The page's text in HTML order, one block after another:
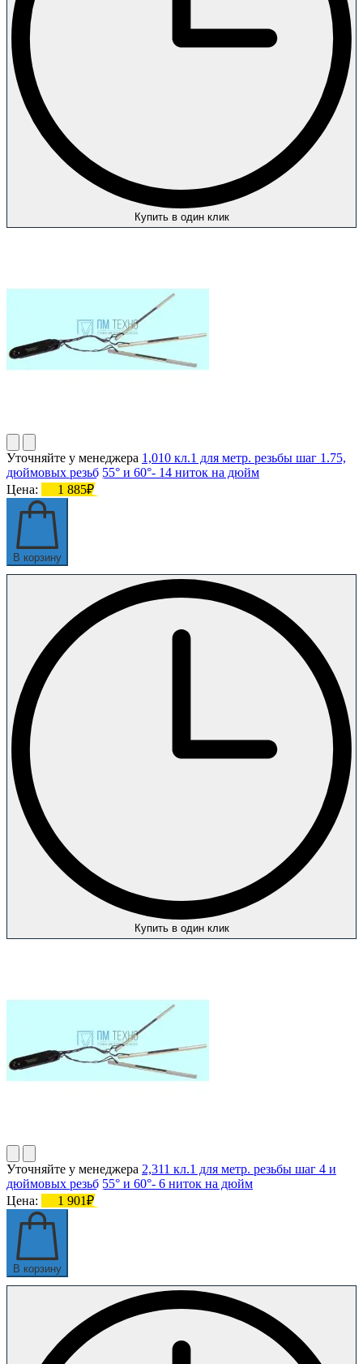
Купить в один клик
Уточняйте у менеджера 1,010 кл.1 для метр. резьбы шаг 1.75,
дюймовых резьб 55° и 60°- 14 ниток на дюйм
Цена:
1 885₽
В корзину
Купить в один клик
Уточняйте у менеджера 2,311 кл.1 для метр. резьбы шаг 4 и
дюймовых резьб 55° и 60°- 6 ниток на дюйм
Цена:
1 901₽
В корзину